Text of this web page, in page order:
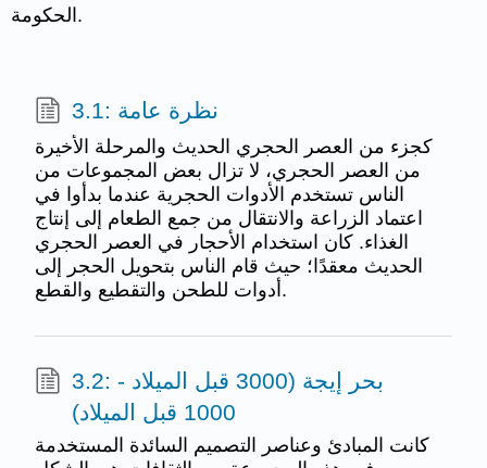
الحكومة.
3.1: نظرة عامة
كجزء من العصر الحجري الحديث والمرحلة الأخيرة
من العصر الحجري، لا تزال بعض المجموعات من
الناس تستخدم الأدوات الحجرية عندما بدأوا في
اعتماد الزراعة والانتقال من جمع الطعام إلى إنتاج
الغذاء. كان استخدام الأحجار في العصر الحجري
الحديث معقدًا؛ حيث قام الناس بتحويل الحجر إلى
أدوات للطحن والتقطيع والقطع.
3.2: بحر إيجة (3000 قبل الميلاد -
1000 قبل الميلاد)
كانت المبادئ وعناصر التصميم السائدة المستخدمة